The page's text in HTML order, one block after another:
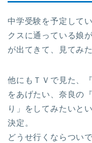
中学受験を予定して
クスに通っている娘
が出てきて、見てみ
他にもＴＶで見た、
をあげたい、奈良の
り」をしてみたいと
決定。
どうせ行くならつい